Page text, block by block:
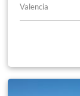
Valencia